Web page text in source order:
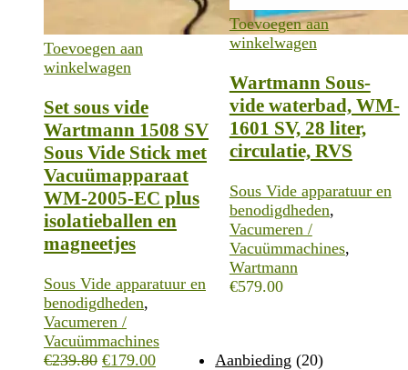
Toevoegen aan
winkelwagen
Set sous vide
Wartmann 1508 SV
Sous Vide Stick met
Vacuümapparaat
WM-2005-EC plus
isolatieballen en
magneetjes
Sous Vide apparatuur en
benodigdheden,
Vacumeren /
Vacuümmachines
€239.80 Oorspronkelijke
€179.00Huidige
Toevoegen aan
winkelwagen
Wartmann Sous-
vide waterbad, WM-
1601 SV, 28 liter,
circulatie, RVS
Sous Vide apparatuur en
benodigdheden,
Vacumeren /
Vacuümmachines,
Wartmann
€579.00
Aanbieding (20)